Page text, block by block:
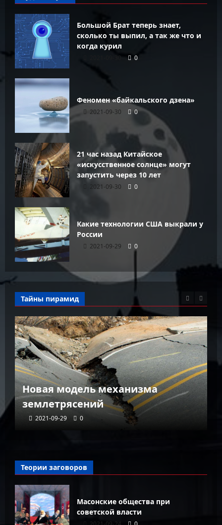
Большой Брат теперь знает,
сколько ты выпил, а так же что и
когда курил
2021-09-30 0
Феномен «байкальского дзена»
2021-09-30 0
21 час назад Китайское
«искусственное солнце» могут
запустить через 10 лет
2021-09-30 0
Какие технологии США выкрали у
России
2021-09-29 0
Тайны пирамид
Новая модель механизма
землетрясений
2021-09-29 0
Теории заговоров
Масонские общества при
советской власти